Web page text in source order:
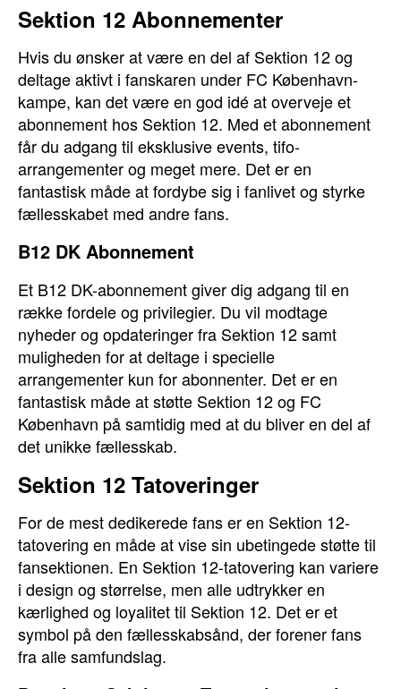
Sektion 12 Abonnementer
Hvis du ønsker at være en del af Sektion 12 og
deltage aktivt i fanskaren under FC København-
kampe, kan det være en god idé at overveje et
abonnement hos Sektion 12. Med et abonnement
får du adgang til eksklusive events, tifo-
arrangementer og meget mere. Det er en
fantastisk måde at fordybe sig i fanlivet og styrke
fællesskabet med andre fans.
B12 DK Abonnement
Et B12 DK-abonnement giver dig adgang til en
række fordele og privilegier. Du vil modtage
nyheder og opdateringer fra Sektion 12 samt
muligheden for at deltage i specielle
arrangementer kun for abonnenter. Det er en
fantastisk måde at støtte Sektion 12 og FC
København på samtidig med at du bliver en del af
det unikke fællesskab.
Sektion 12 Tatoveringer
For de mest dedikerede fans er en Sektion 12-
tatovering en måde at vise sin ubetingede støtte til
fansektionen. En Sektion 12-tatovering kan variere
i design og størrelse, men alle udtrykker en
kærlighed og loyalitet til Sektion 12. Det er et
symbol på den fællesskabsånd, der forener fans
fra alle samfundslag.